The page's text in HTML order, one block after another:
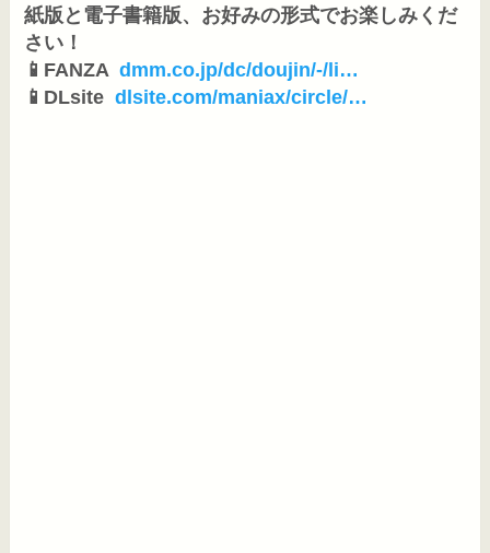
紙版と電子書籍版、お好みの形式でお楽しみくだ
さい！
📱FANZA dmm.co.jp/dc/doujin/-/li…
📱DLsite dlsite.com/maniax/circle/…